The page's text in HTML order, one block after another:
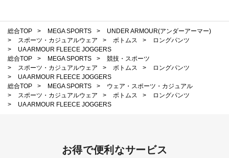
総合TOP > MEGA SPORTS >
UNDER ARMOUR(アンダーアーマー)
>
スポーツ・カジュアルウェア > ボトムス >
ロングパンツ
>
UA ARMOUR FLEECE JOGGERS
総合TOP
> MEGA SPORTS >
競技・スポーツ
>
スポーツ・カジュアルウェア > ボトムス >
ロングパンツ
>
UA ARMOUR FLEECE JOGGERS
総合TOP
> MEGA SPORTS >
ウェア・スポーツ・カジュアル
>
スポーツ・カジュアルウェア > ボトムス >
ロングパンツ
>
UA ARMOUR FLEECE JOGGERS
お得で便利なサービス